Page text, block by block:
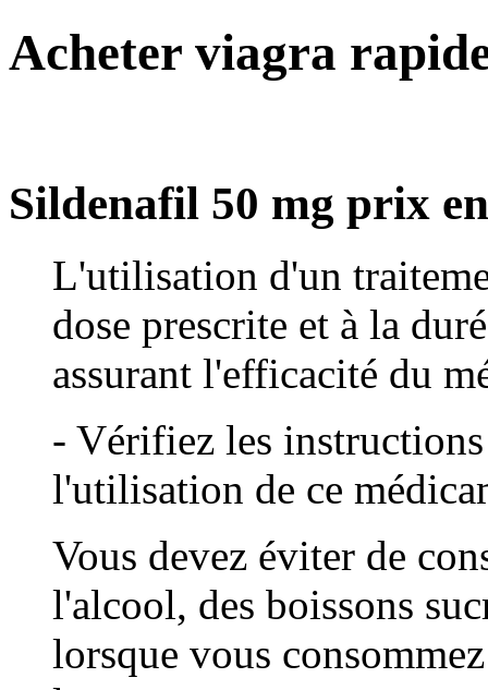
Acheter viagra
Sildenafil 50 mg prix
L'utilisation d'un
dose prescrite et à la
assurant l'efficacité du
- Vérifiez les
l'utilisation de ce
Vous devez éviter de
l'alcool, des boissons
lorsque vous